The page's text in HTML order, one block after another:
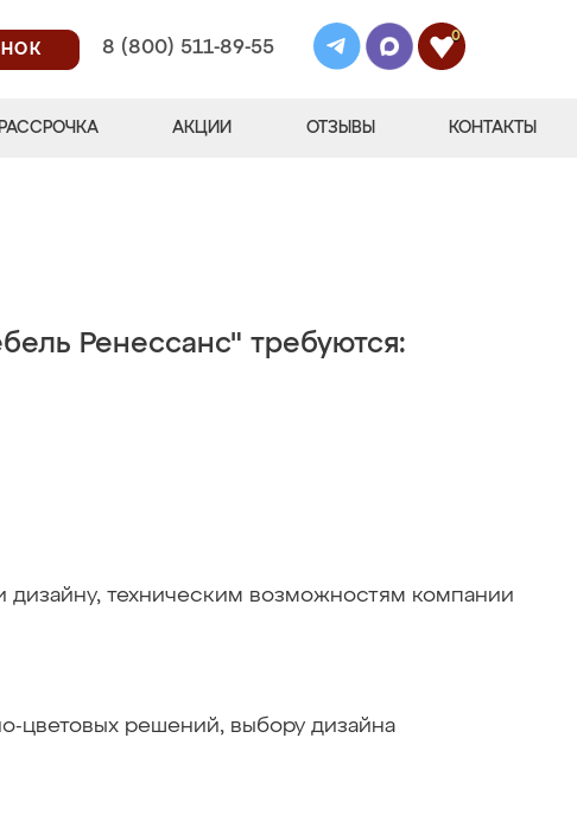
8 (800) 511-89-55
0
РАССРОЧКА АКЦИИ ОТЗЫВЫ КОНТАКТЫ
Ренессанс" требуются:
дизайну, техническим возможностям компании
цветовых решений, выбору дизайна